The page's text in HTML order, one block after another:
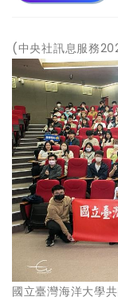
(中央社訊息服務
國立臺灣海洋大學